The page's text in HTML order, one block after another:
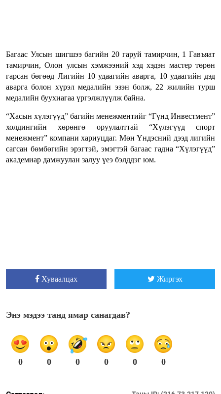
Багаас Улсын шигшээ багийн 20 гаруй тамирчин, 1 Гавъяат
тамирчин, Олон улсын хэмжээний хэд хэдэн мастер төрөн
гарсан бөгөөд Лигийн 10 удаагийн аварга, 10 удаагийн дэд
аварга болон хүрэл медалийн эзэн болж, 22 жилийн турш
медалийн буухиагаа үргэлжлүүлж байна.
“Хасын хүлэгүүд” багийн менежментийг “Гүнд Инвестмент”
холдингийн хөрөнгө оруулалттай “Хүлэгүүд спорт
менежмент” компани хариуцдаг. Мөн Үндэсний дээд лигийн
сагсан бөмбөгийн эрэгтэй, эмэгтэй багаас гадна “Хүлэгүүд”
академиар дамжуулан залуу үеэ бэлддэг юм.
Хуваалцах Жиргэх
Энэ мэдээ танд ямар санагдав?
0 0 0 0 0 0